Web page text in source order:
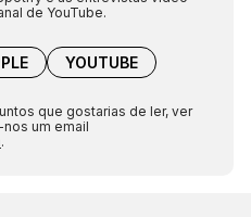
de YouTube.
YOUTUBE
que gostarias de ler, ver
nos um email
.